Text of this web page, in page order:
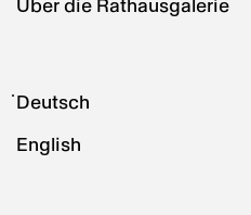
Über die Rathausgalerie
Deutsch
English